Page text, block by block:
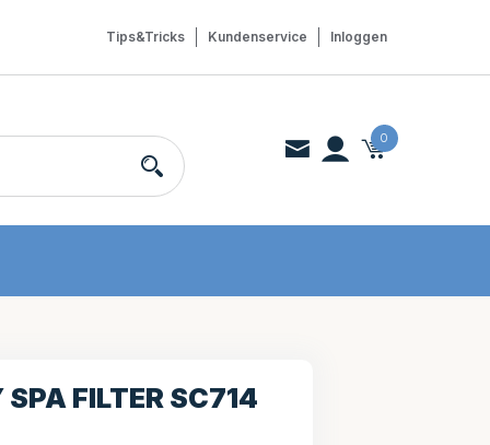
Inloggen
Kundenservice
Tips&Tricks
0
SPA FILTER SC714